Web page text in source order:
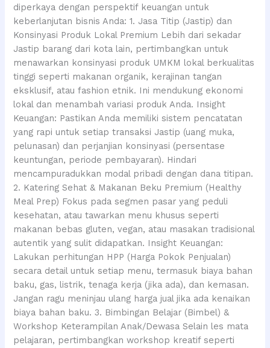
diperkaya dengan perspektif keuangan untuk
keberlanjutan bisnis Anda: 1. Jasa Titip (Jastip) dan
Konsinyasi Produk Lokal Premium Lebih dari sekadar
Jastip barang dari kota lain, pertimbangkan untuk
menawarkan konsinyasi produk UMKM lokal berkualitas
tinggi seperti makanan organik, kerajinan tangan
eksklusif, atau fashion etnik. Ini mendukung ekonomi
lokal dan menambah variasi produk Anda. Insight
Keuangan: Pastikan Anda memiliki sistem pencatatan
yang rapi untuk setiap transaksi Jastip (uang muka,
pelunasan) dan perjanjian konsinyasi (persentase
keuntungan, periode pembayaran). Hindari
mencampuradukkan modal pribadi dengan dana titipan.
2. Katering Sehat & Makanan Beku Premium (Healthy
Meal Prep) Fokus pada segmen pasar yang peduli
kesehatan, atau tawarkan menu khusus seperti
makanan bebas gluten, vegan, atau masakan tradisional
autentik yang sulit didapatkan. Insight Keuangan:
Lakukan perhitungan HPP (Harga Pokok Penjualan)
secara detail untuk setiap menu, termasuk biaya bahan
baku, gas, listrik, tenaga kerja (jika ada), dan kemasan.
Jangan ragu meninjau ulang harga jual jika ada kenaikan
biaya bahan baku. 3. Bimbingan Belajar (Bimbel) &
Workshop Keterampilan Anak/Dewasa Selain les mata
pelajaran, pertimbangkan workshop kreatif seperti